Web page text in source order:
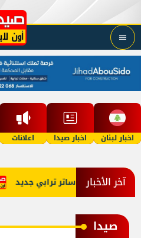
اخبار لبنان اخبار صيدا اعلانات
آخر الأخبار
التجريبية: ساتر ترابي جديد
صيدا